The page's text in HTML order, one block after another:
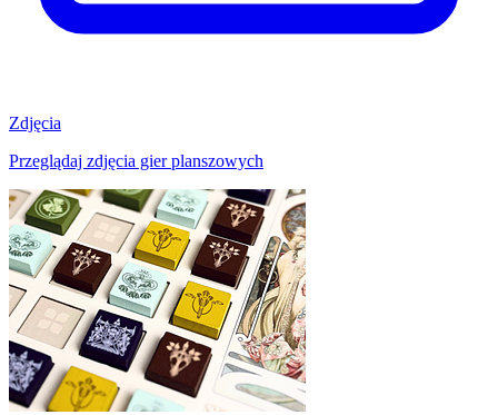
Zdjęcia
Przeglądaj zdjęcia gier planszowych